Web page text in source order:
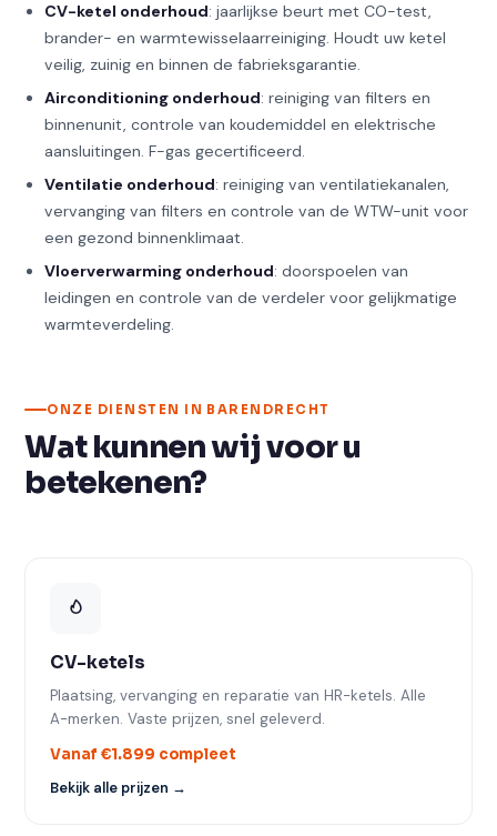
CV-ketel onderhoud: jaarlijkse beurt met CO-test,
brander- en warmtewisselaarreiniging. Houdt uw ketel
veilig, zuinig en binnen de fabrieksgarantie.
Airconditioning onderhoud: reiniging van filters en
binnenunit, controle van koudemiddel en elektrische
aansluitingen. F-gas gecertificeerd.
Ventilatie onderhoud: reiniging van ventilatiekanalen,
vervanging van filters en controle van de WTW-unit voor
een gezond binnenklimaat.
Vloerverwarming onderhoud: doorspoelen van
leidingen en controle van de verdeler voor gelijkmatige
warmteverdeling.
ONZE DIENSTEN IN BARENDRECHT
Wat kunnen wij voor u
betekenen?
CV-ketels
Plaatsing, vervanging en reparatie van HR-ketels. Alle
A-merken. Vaste prijzen, snel geleverd.
Vanaf €1.899 compleet
Bekijk alle prijzen →